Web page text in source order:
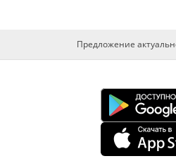
Предложение